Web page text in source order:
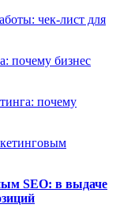
чек-лист для
почему бизнес
почему
SEO: в выдаче